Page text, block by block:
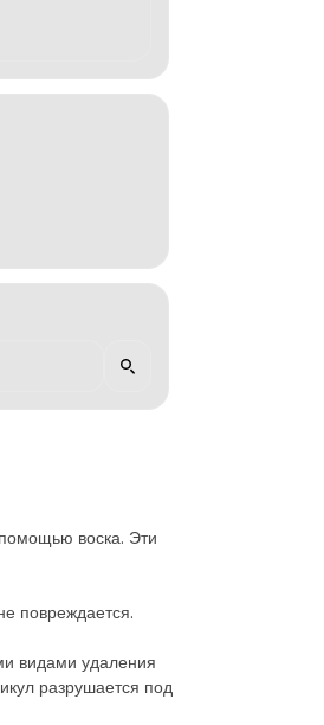
воска. Эти
повреждается.
видами удаления
разрушается под